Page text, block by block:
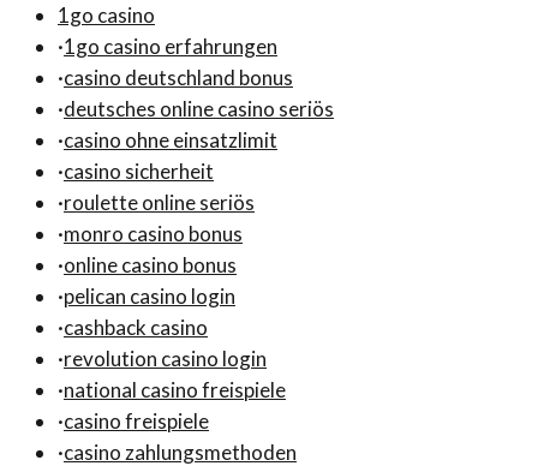
1go casino
·1go casino erfahrungen
·casino deutschland bonus
·deutsches online casino seriös
·casino ohne einsatzlimit
·casino sicherheit
·roulette online seriös
·monro casino bonus
·online casino bonus
·pelican casino login
·cashback casino
·revolution casino login
·national casino freispiele
·casino freispiele
·casino zahlungsmethoden